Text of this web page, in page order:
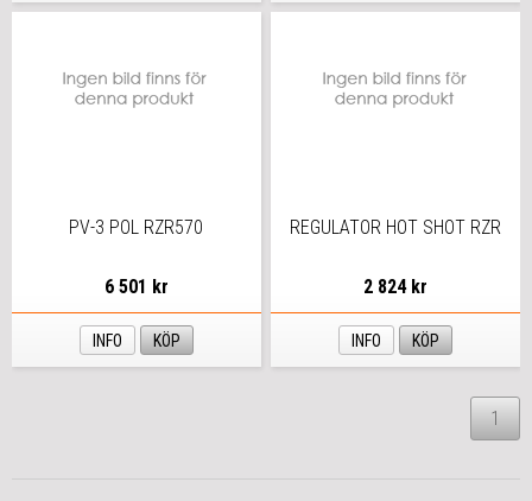
PV-3 POL RZR570
6 501 kr
INFO KÖP
REGULATOR HOT SHOT RZR
2 824 kr
INFO KÖP
1